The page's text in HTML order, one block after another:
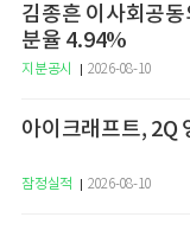
김종흔 이사회공동
분율 4.94%
지분공시 2026-08-10
아이크래프트, 2Q
잠정실적 2026-08-10